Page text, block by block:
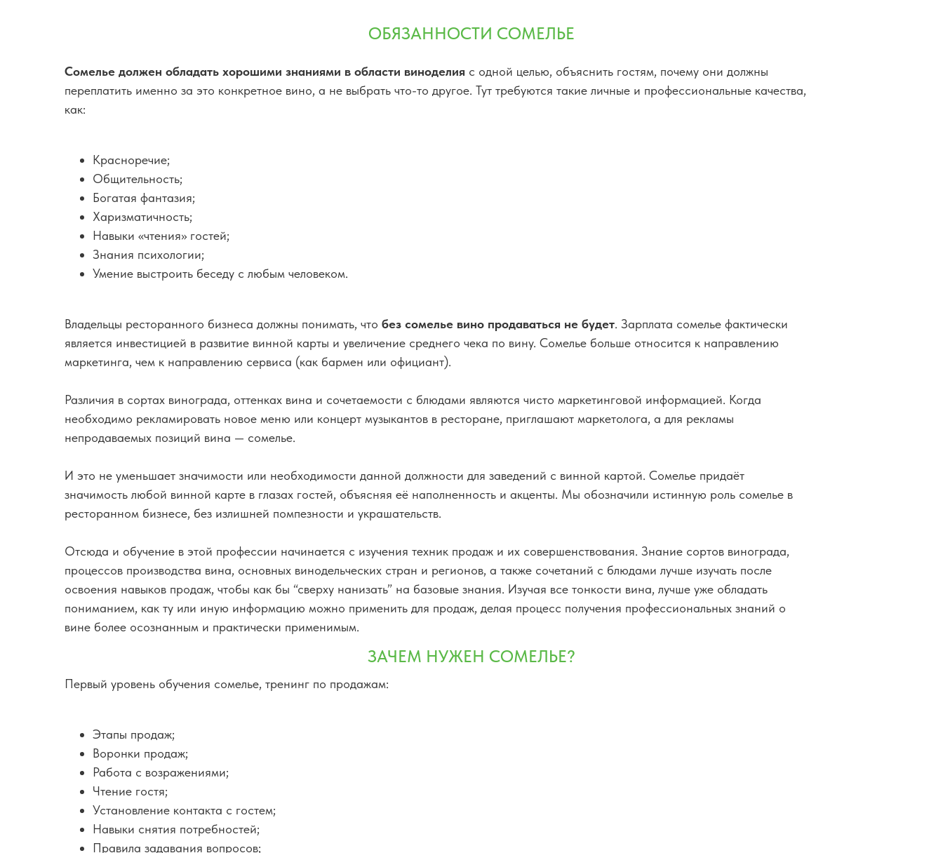
ОБЯЗАННОСТИ СОМЕЛЬЕ
Сомелье должен обладать хорошими знаниями в области виноделия с одной целью, объяснить гостям, почему они должны
переплатить именно за это конкретное вино, а не выбрать что-то другое. Тут требуются такие личные и профессиональные качества,
как:
Красноречие;
Общительность;
Богатая фантазия;
Харизматичность;
Навыки «чтения» гостей;
Знания психологии;
Умение выстроить беседу с любым человеком.
Владельцы ресторанного бизнеса должны понимать, что без сомелье вино продаваться не будет. Зарплата сомелье фактически
является инвестицией в развитие винной карты и увеличение среднего чека по вину. Сомелье больше относится к направлению
маркетинга, чем к направлению сервиса (как бармен или официант).
Различия в сортах винограда, оттенках вина и сочетаемости с блюдами являются чисто маркетинговой информацией. Когда
необходимо рекламировать новое меню или концерт музыкантов в ресторане, приглашают маркетолога, а для рекламы
непродаваемых позиций вина — сомелье.
И это не уменьшает значимости или необходимости данной должности для заведений с винной картой. Сомелье придаёт
значимость любой винной карте в глазах гостей, объясняя её наполненность и акценты. Мы обозначили истинную роль сомелье в
ресторанном бизнесе, без излишней помпезности и украшательств.
Отсюда и обучение в этой профессии начинается с изучения техник продаж и их совершенствования. Знание сортов винограда,
процессов производства вина, основных винодельческих стран и регионов, а также сочетаний с блюдами лучше изучать после
освоения навыков продаж, чтобы как бы “сверху нанизать” на базовые знания. Изучая все тонкости вина, лучше уже обладать
пониманием, как ту или иную информацию можно применить для продаж, делая процесс получения профессиональных знаний о
вине более осознанным и практически применимым.
ЗАЧЕМ НУЖЕН СОМЕЛЬЕ?
Первый уровень обучения сомелье, тренинг по продажам:
Этапы продаж;
Воронки продаж;
Работа с возражениями;
Чтение гостя;
Установление контакта с гостем;
Навыки снятия потребностей;
Правила задавания вопросов;